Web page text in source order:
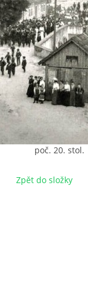
poč. 20. stol.
Zpět do složky